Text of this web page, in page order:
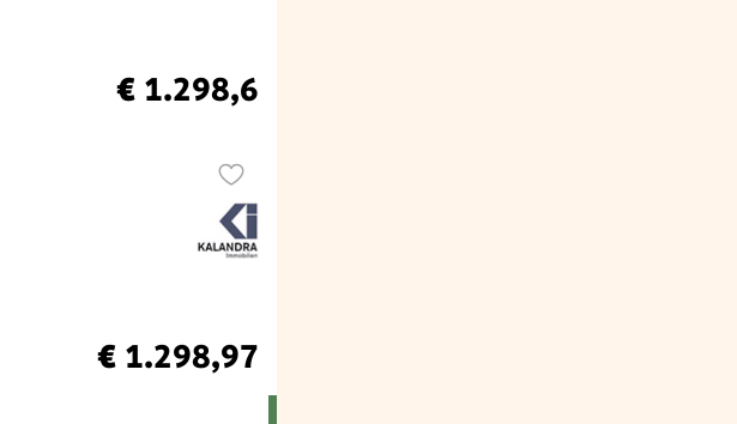
€ 1.298,6
€ 1.298,97